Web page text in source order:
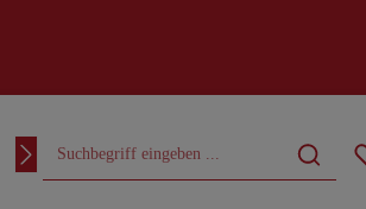
OUTFITS CURVY